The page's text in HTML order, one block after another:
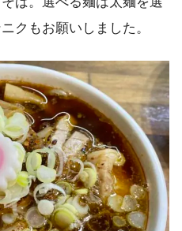
クもお願いしました。